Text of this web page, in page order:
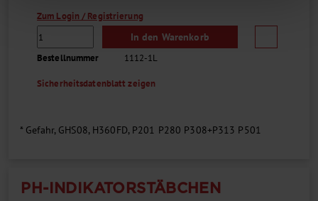
Zum Login / Registrierung
In den Warenkorb
Bestellnummer 1112-1L
Sicherheitsdatenblatt zeigen
* Gefahr, GHS08, H360FD, P201 P280 P308+P313 P501
PH-INDIKATORSTÄBCHEN